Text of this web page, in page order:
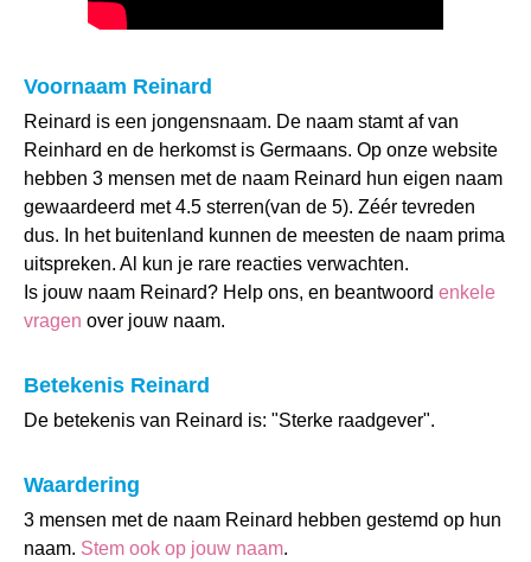
Voornaam Reinard
Reinard is een jongensnaam. De naam stamt af van
Reinhard en de herkomst is Germaans. Op onze website
hebben 3 mensen met de naam Reinard hun eigen naam
gewaardeerd met 4.5 sterren(van de 5). Zéér tevreden
dus. In het buitenland kunnen de meesten de naam prima
uitspreken. Al kun je rare reacties verwachten.
Is jouw naam Reinard? Help ons, en beantwoord enkele
vragen over jouw naam.
Betekenis Reinard
De betekenis van Reinard is: "Sterke raadgever".
Waardering
3 mensen met de naam Reinard hebben gestemd op hun
naam. Stem ook op jouw naam.